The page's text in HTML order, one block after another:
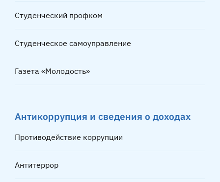
Студенческий профком
Студенческое самоуправление
Газета «Молодость»
Антикоррупция и сведения о доходах
Противодействие коррупции
Антитеррор